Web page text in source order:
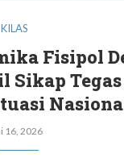
KILAS
Fisipol
Sikap Tegas
16, 2026